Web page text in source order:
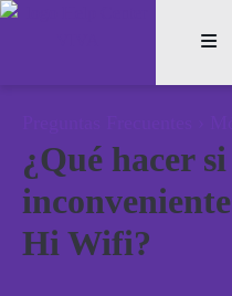
¿Qué hacer
Hi Wifi?